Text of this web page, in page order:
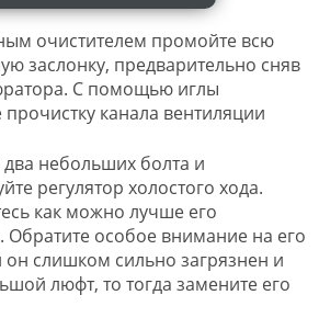
очистителем промойте всю
заслонку, предварительно сняв
С помощью иглы
прочистку канала вентиляции
два небольших болта и
регулятор холостого хода.
как можно лучше его
Обратите особое внимание на его
он слишком сильно загрязнен и
люфт, то тогда замените его